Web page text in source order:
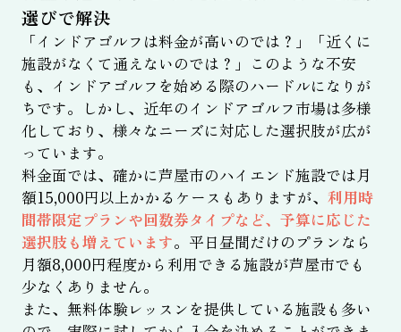
選びで解決
「インドアゴルフは料金が高いのでは？」「近くに
施設がなくて通えないのでは？」このような不安
も、インドアゴルフを始める際のハードルになりが
ちです。しかし、近年のインドアゴルフ市場は多様
化しており、様々なニーズに対応した選択肢が広が
っています。
料金面では、確かに芦屋市のハイエンド施設では月
額15,000円以上かかるケースもありますが、 利用時
間帯限定プランや回数券タイプなど、予算に応じた
選択肢も増えています。平日昼間だけのプランなら
月額8,000円程度から利用できる施設が芦屋市でも
少なくありません。
また、無料体験レッスンを提供している施設も多い